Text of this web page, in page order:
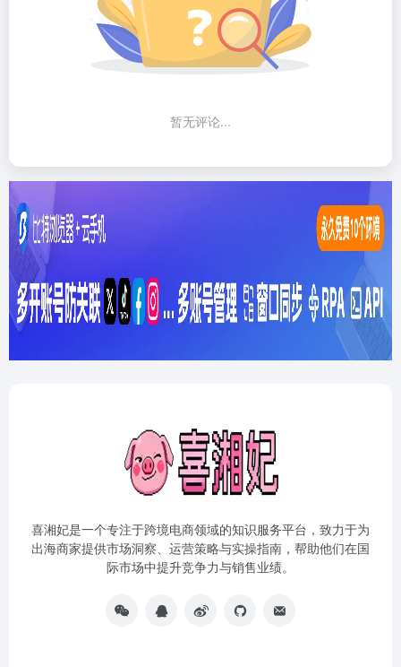
暂无评论...
喜湘妃是一个专注于跨境电商领域的知识服务平台，致力于为
出海商家提供市场洞察、运营策略与实操指南，帮助他们在国
际市场中提升竞争力与销售业绩。